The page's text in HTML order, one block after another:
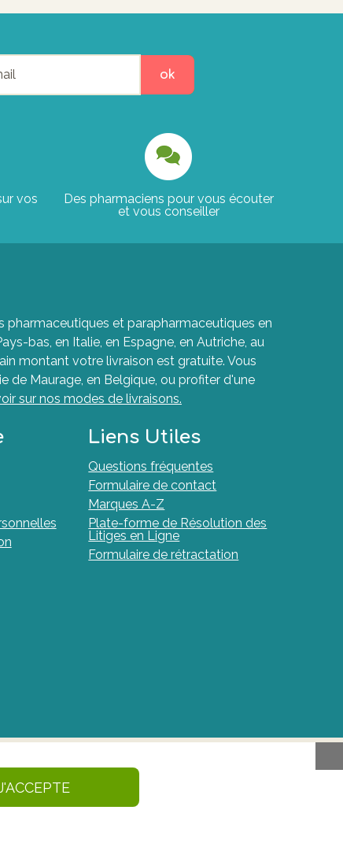
ok
vos
Des pharmaciens pour vous écouter
et vous conseiller
pharmaceutiques et parapharmaceutiques en
bas, en Italie, en Espagne, en Autriche, au
montant votre livraison est gratuite. Vous
Maurage, en Belgique, ou profiter d'une
sur nos modes de livraisons.
Liens Utiles
Questions fréquentes
Formulaire de contact
Marques A-Z
Plate-forme de Résolution des
Litiges en Ligne
Formulaire de rétractation
et de produits de santé en Belgique. Ce
et des produits de santé – afmps